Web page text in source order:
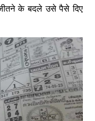
के बदले उसे पैसे दिए